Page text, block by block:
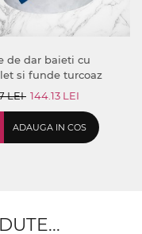
de dar baieti cu
si funde turcoaz
LEI 144.13 LEI
ADAUGA IN COS